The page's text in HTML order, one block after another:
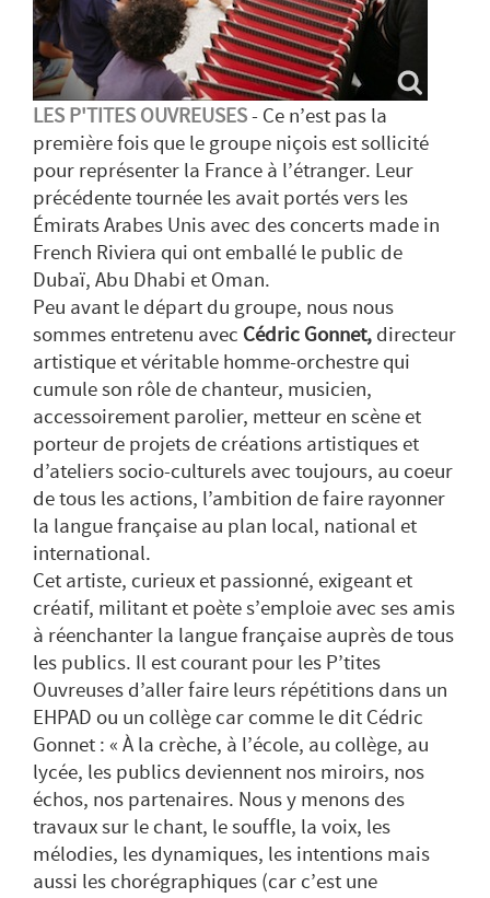
LES P'TITES OUVREUSES- Ce n’est pas la
première fois que le groupe niçois est sollicité
pour représenter la France à l’étranger. Leur
précédente tournée les avait portés vers les
Émirats Arabes Unis avec des concerts made in
French Riviera qui ont emballé le public de
Dubaï, Abu Dhabi et Oman.
Peu avant le départ du groupe, nous nous
sommes entretenu avec Cédric Gonnet, directeur
artistique et véritable homme-orchestre qui
cumule son rôle de chanteur, musicien,
accessoirement parolier, metteur en scène et
porteur de projets de créations artistiques et
d’ateliers socio-culturels avec toujours, au coeur
de tous les actions, l’ambition de faire rayonner
la langue française au plan local, national et
international.
Cet artiste, curieux et passionné, exigeant et
créatif, militant et poète s’emploie avec ses amis
à réenchanter la langue française auprès de tous
les publics. Il est courant pour les P’tites
Ouvreuses d’aller faire leurs répétitions dans un
EHPAD ou un collège car comme le dit Cédric
Gonnet : « À la crèche, à l’école, au collège, au
lycée, les publics deviennent nos miroirs, nos
échos, nos partenaires. Nous y menons des
travaux sur le chant, le souffle, la voix, les
mélodies, les dynamiques, les intentions mais
aussi les chorégraphiques (car c’est une